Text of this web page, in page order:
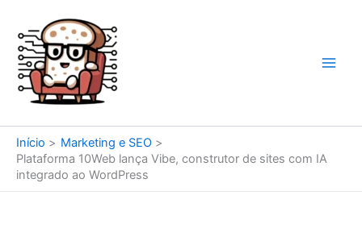
conteúdo
Início
Marketing e SEO
Plataforma 10Web lança Vibe, construtor de sites com IA
integrado ao WordPress